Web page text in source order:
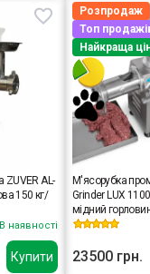
Купити
AL-
150 кг/
В наявності
Розпродаж
Топ
Найкраща
М'ясорубка
Grinder LUX
мідний
сталі
23500 грн.